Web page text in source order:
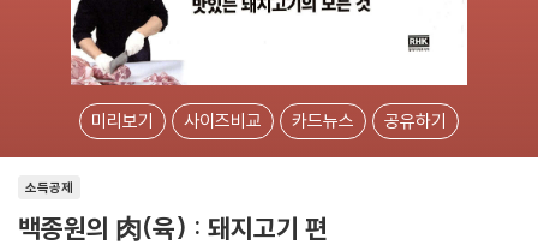
미리보기 사이즈비교 카드뉴스 공유하기
소득공제
백종원의 肉(육) : 돼지고기 편